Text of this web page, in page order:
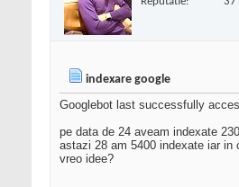
indexare google
Googlebot last successfully
pe data de 24 aveam indexate
astazi 28 am 5400 indexate iar
vreo idee?